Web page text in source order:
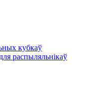
кубкаў
распыляльнікаў